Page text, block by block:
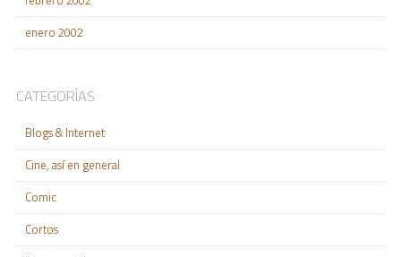
enero 2002
CATEGORÍAS
Blogs & Internet
Cine, así en general
Comic
Cortos